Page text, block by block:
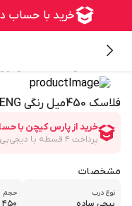
فلاسک 450میل رنگی BOSHENG آبی
مشخصات
نوع درب حجم